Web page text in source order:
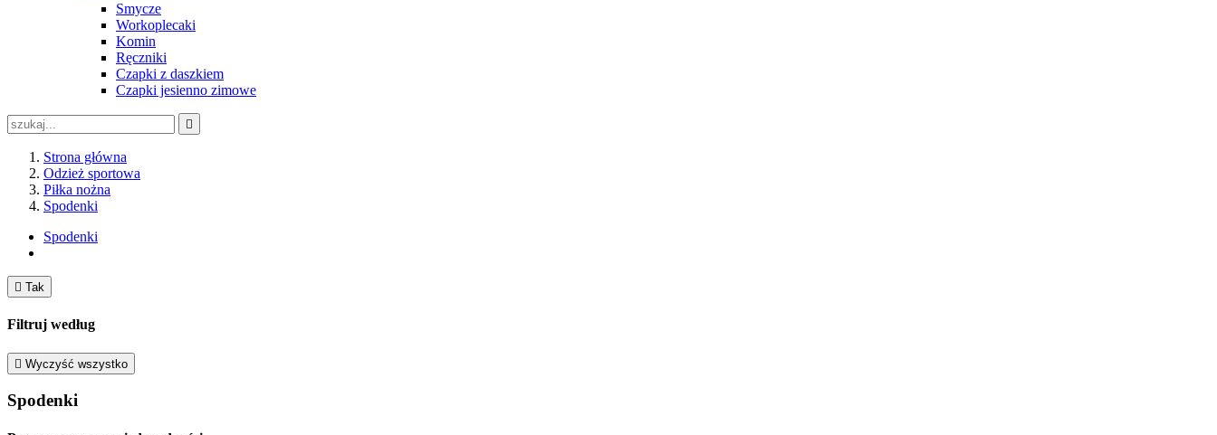
Smycze
Workoplecaki
Komin
Ręczniki
Czapki z daszkiem
Czapki jesienno zimowe

Strona główna
Odzież sportowa
Piłka nożna
Spodenki
Spodenki
 Tak
Filtruj według
 Wyczyść wszystko
Spodenki